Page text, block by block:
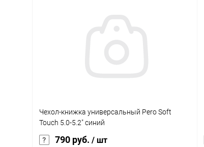
Чехол-книжка универсальный Pero Soft
Touch 5.0-5.2" синий
790 руб. / шт